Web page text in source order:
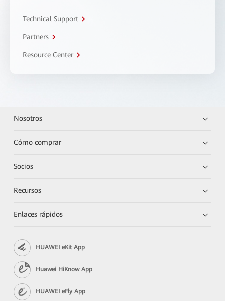
Technical Support
Partners
Resource Center
Nosotros
Cómo comprar
Socios
Recursos
Enlaces rápidos
HUAWEI eKit App
Huawei HiKnow App
HUAWEI eFly App